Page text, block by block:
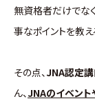
無資格者だけでな
事なポイントを教え
その点、JNA認定
ん、JNAのイベント